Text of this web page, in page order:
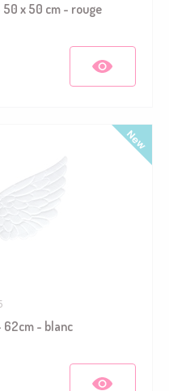
x 50 cm - rouge
62cm - blanc